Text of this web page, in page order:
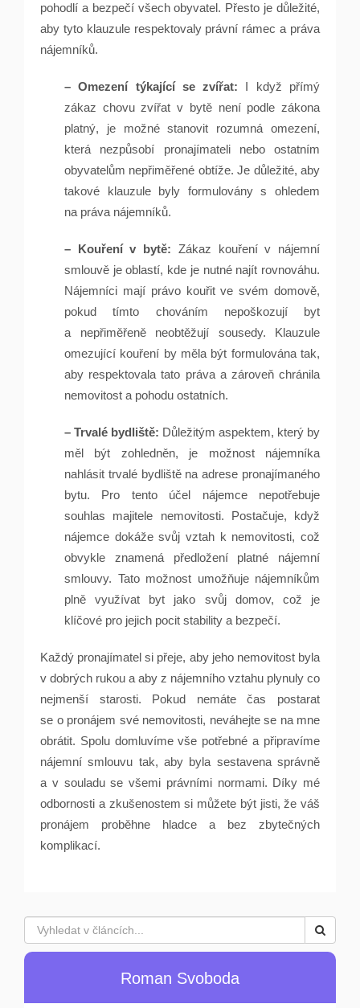
pohodlí a bezpečí všech obyvatel. Přesto je důležité,
aby tyto klauzule respektovaly právní rámec a práva
nájemníků.
– Omezení týkající se zvířat: I když přímý
zákaz chovu zvířat v bytě není podle zákona
platný, je možné stanovit rozumná omezení,
která nezpůsobí pronajímateli nebo ostatním
obyvatelům nepřiměřené obtíže. Je důležité, aby
takové klauzule byly formulovány s ohledem
na práva nájemníků.
– Kouření v bytě: Zákaz kouření v nájemní
smlouvě je oblastí, kde je nutné najít rovnováhu.
Nájemníci mají právo kouřit ve svém domově,
pokud tímto chováním nepoškozují byt
a nepřiměřeně neobtěžují sousedy. Klauzule
omezující kouření by měla být formulována tak,
aby respektovala tato práva a zároveň chránila
nemovitost a pohodu ostatních.
– Trvalé bydliště: Důležitým aspektem, který by
měl být zohledněn, je možnost nájemníka
nahlásit trvalé bydliště na adrese pronajímaného
bytu. Pro tento účel nájemce nepotřebuje
souhlas majitele nemovitosti. Postačuje, když
nájemce dokáže svůj vztah k nemovitosti, což
obvykle znamená předložení platné nájemní
smlouvy. Tato možnost umožňuje nájemníkům
plně využívat byt jako svůj domov, což je
klíčové pro jejich pocit stability a bezpečí.
Každý pronajímatel si přeje, aby jeho nemovitost byla
v dobrých rukou a aby z nájemního vztahu plynuly co
nejmenší starosti. Pokud nemáte čas postarat
se o pronájem své nemovitosti, neváhejte se na mne
obrátit. Spolu domluvíme vše potřebné a připravíme
nájemní smlouvu tak, aby byla sestavena správně
a v souladu se všemi právními normami. Díky mé
odbornosti a zkušenostem si můžete být jisti, že váš
pronájem proběhne hladce a bez zbytečných
komplikací.
Roman Svoboda